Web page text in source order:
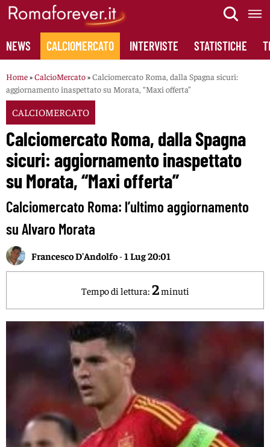
Skip
content
NEWS CALCIOMERCATO INTERVISTE STATISTICHE
Home»CalcioMercato»Calciomercato Roma, dalla Spagna sicuri:
aggiornamento inaspettato su Morata, “Maxi offerta”
CALCIOMERCATO
Calciomercato Roma, dalla Spagna
sicuri: aggiornamento inaspettato
su Morata, “Maxi offerta”
Calciomercato Roma: l’ultimo aggiornamento
su Alvaro Morata
Francesco D'Andolfo-1 Lug 20:01
Tempo di lettura: 2minuti